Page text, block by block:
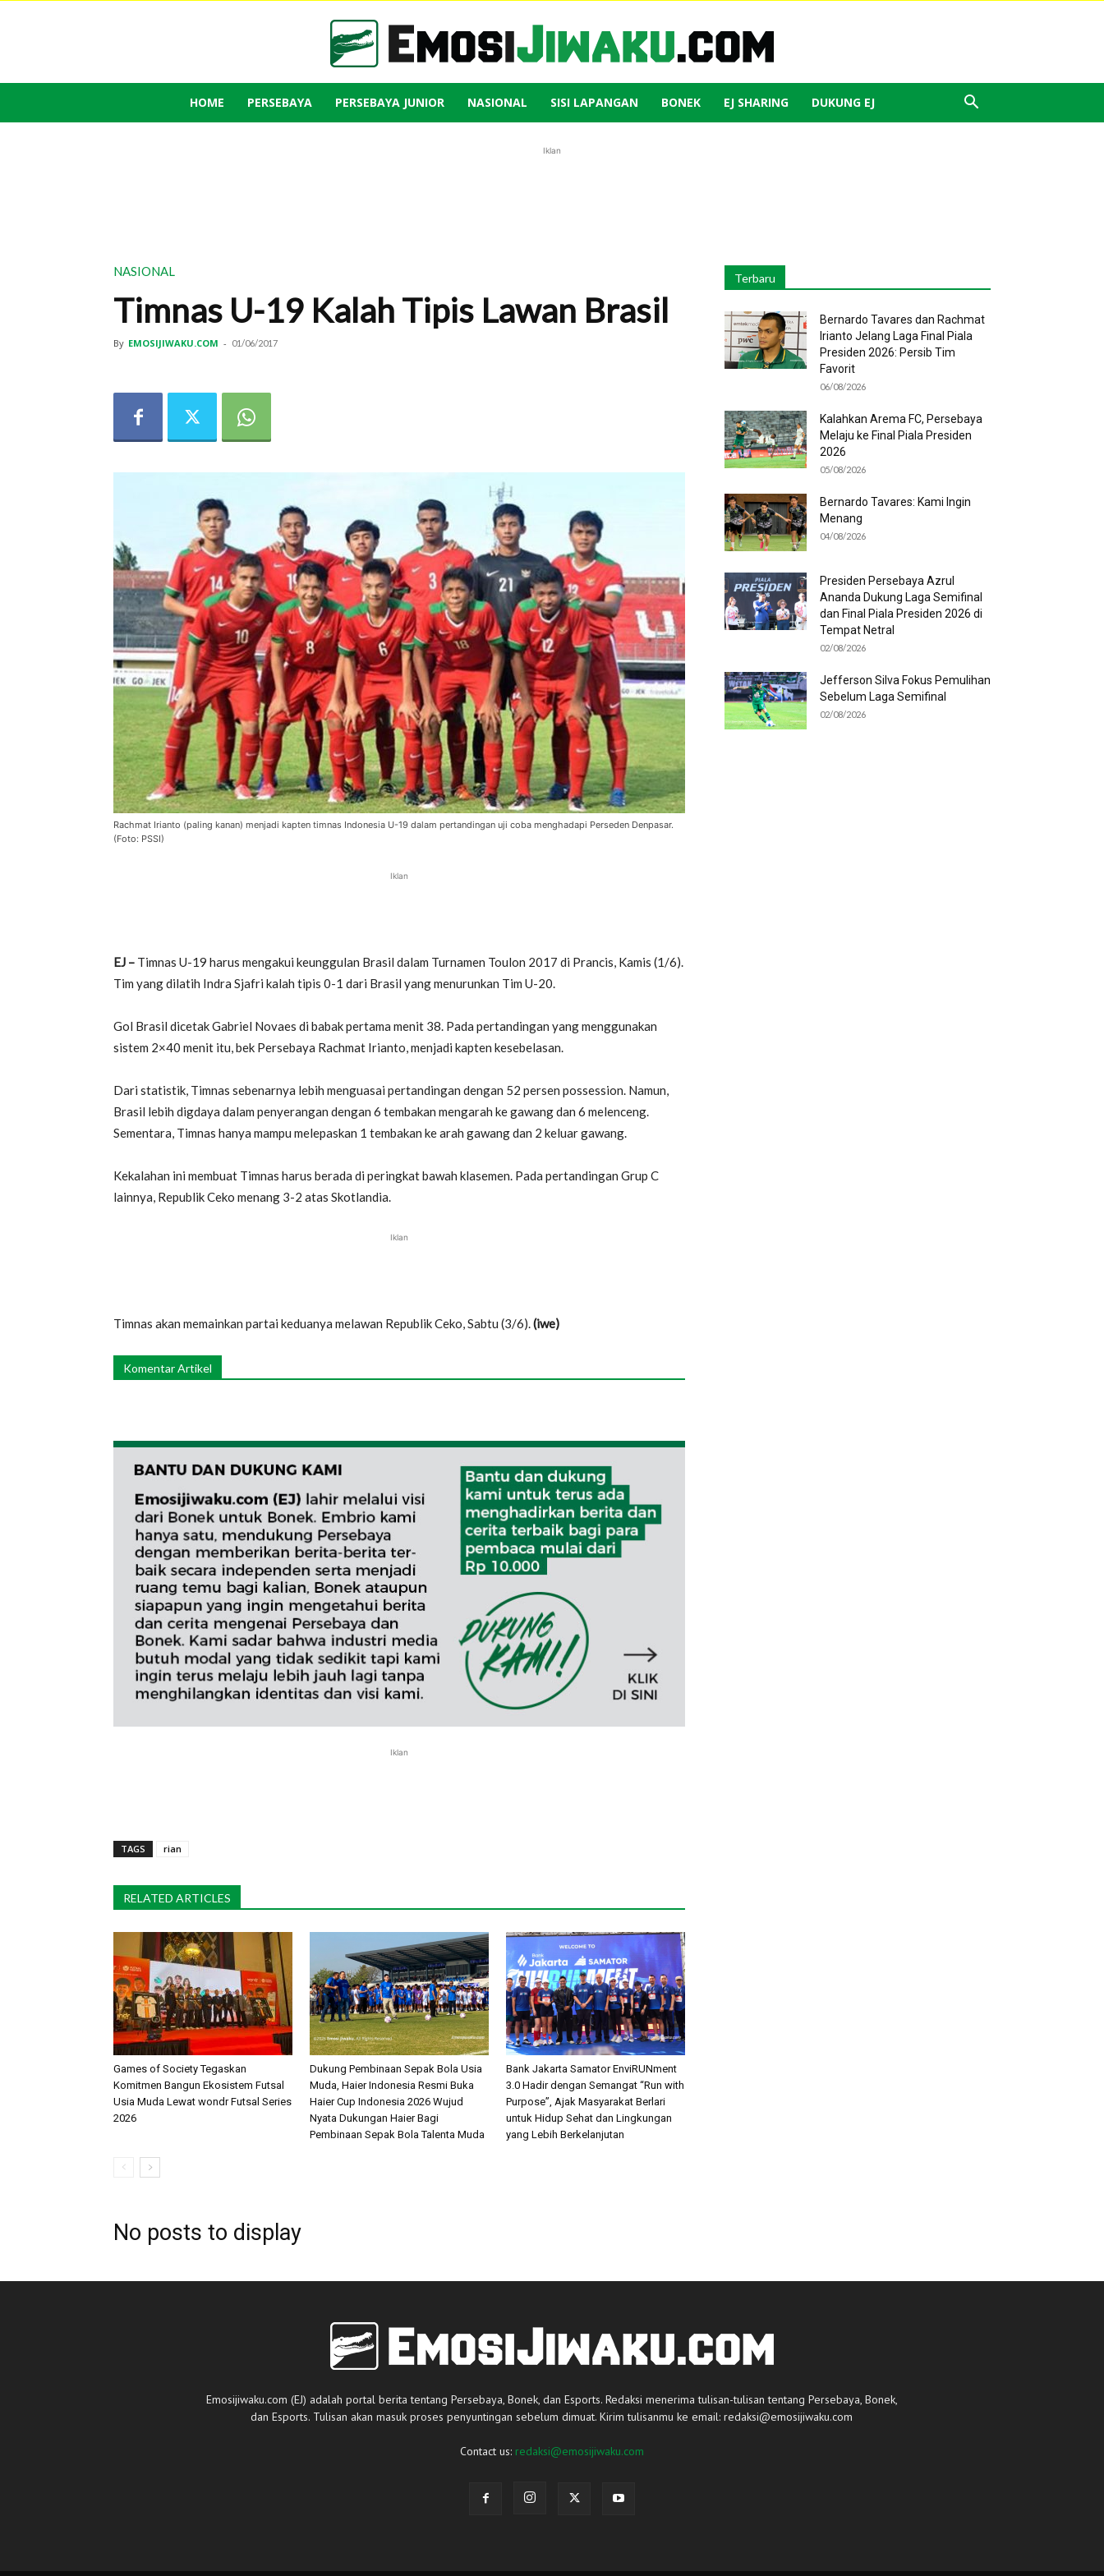
Emosi
HOME PERSEBAYA PERSEBAYA JUNIOR NASIONAL SISI LAPANGAN BONEK EJ SHARING DUKUNG EJ
Iklan
NASIONAL
Timnas U-19 Kalah Tipis Lawan Brasil
By EMOSIJIWAKU.COM - 01/06/2017
Rachmat Irianto (paling kanan) menjadi kapten timnas Indonesia U-19 dalam pertandingan uji coba menghadapi Perseden Denpasar.
(Foto: PSSI)
Iklan
EJ – Timnas U-19 harus mengakui keunggulan Brasil dalam Turnamen Toulon 2017 di Prancis, Kamis (1/6).
Tim yang dilatih Indra Sjafri kalah tipis 0-1 dari Brasil yang menurunkan Tim U-20.
Gol Brasil dicetak Gabriel Novaes di babak pertama menit 38. Pada pertandingan yang menggunakan
sistem 2×40 menit itu, bek Persebaya Rachmat Irianto, menjadi kapten kesebelasan.
Dari statistik, Timnas sebenarnya lebih menguasai pertandingan dengan 52 persen possession. Namun,
Brasil lebih digdaya dalam penyerangan dengan 6 tembakan mengarah ke gawang dan 6 melenceng.
Sementara, Timnas hanya mampu melepaskan 1 tembakan ke arah gawang dan 2 keluar gawang.
Kekalahan ini membuat Timnas harus berada di peringkat bawah klasemen. Pada pertandingan Grup C
lainnya, Republik Ceko menang 3-2 atas Skotlandia.
Iklan
Timnas akan memainkan partai keduanya melawan Republik Ceko, Sabtu (3/6).(iwe)
Komentar Artikel
Iklan
TAGS rian
RELATED ARTICLES
Games of Society Tegaskan
Komitmen Bangun Ekosistem Futsal
Usia Muda Lewat wondr Futsal Series
2026 ​
Dukung Pembinaan Sepak Bola Usia
Muda, Haier Indonesia Resmi Buka
Haier Cup Indonesia 2026 Wujud
Nyata Dukungan Haier Bagi
Pembinaan Sepak Bola Talenta Muda
Bank Jakarta Samator EnviRUNment
3.0 Hadir dengan Semangat “Run with
Purpose”, Ajak Masyarakat Berlari
untuk Hidup Sehat dan Lingkungan
yang Lebih Berkelanjutan
No posts to display
Terbaru
Bernardo Tavares dan Rachmat
Irianto Jelang Laga Final Piala
Presiden 2026: Persib Tim
Favorit
06/08/2026
Kalahkan Arema FC, Persebaya
Melaju ke Final Piala Presiden
2026
05/08/2026
Bernardo Tavares: Kami Ingin
Menang
04/08/2026
Presiden Persebaya Azrul
Ananda Dukung Laga Semifinal
dan Final Piala Presiden 2026 di
Tempat Netral
02/08/2026
Jefferson Silva Fokus Pemulihan
Sebelum Laga Semifinal
02/08/2026
Emosijiwaku.com (EJ) adalah portal berita tentang Persebaya, Bonek, dan Esports. Redaksi menerima tulisan-tulisan tentang Persebaya, Bonek,
dan Esports. Tulisan akan masuk proses penyuntingan sebelum dimuat. Kirim tulisanmu ke email:redaksi@emosijiwaku.com
Contact us: redaksi@emosijiwaku.com